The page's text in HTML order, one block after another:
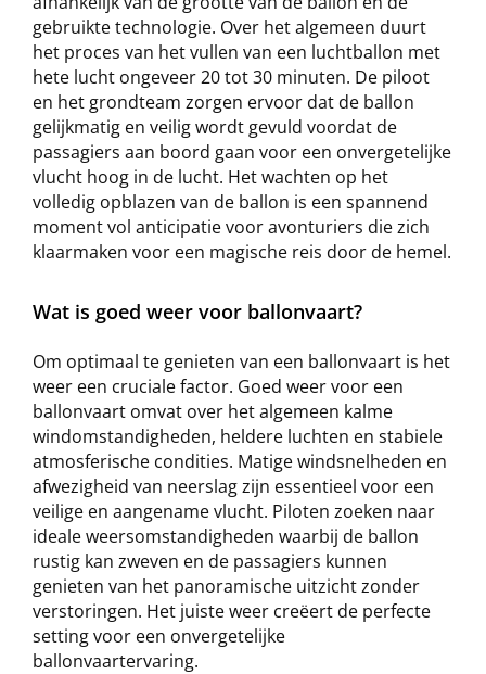
gebruikte technologie. Over het algemeen duurt
het proces van het vullen van een luchtballon met
hete lucht ongeveer 20 tot 30 minuten. De piloot
en het grondteam zorgen ervoor dat de ballon
gelijkmatig en veilig wordt gevuld voordat de
passagiers aan boord gaan voor een onvergetelijke
vlucht hoog in de lucht. Het wachten op het
volledig opblazen van de ballon is een spannend
moment vol anticipatie voor avonturiers die zich
klaarmaken voor een magische reis door de hemel.
Wat is goed weer voor ballonvaart?
Om optimaal te genieten van een ballonvaart is het
weer een cruciale factor. Goed weer voor een
ballonvaart omvat over het algemeen kalme
windomstandigheden, heldere luchten en stabiele
atmosferische condities. Matige windsnelheden en
afwezigheid van neerslag zijn essentieel voor een
veilige en aangename vlucht. Piloten zoeken naar
ideale weersomstandigheden waarbij de ballon
rustig kan zweven en de passagiers kunnen
genieten van het panoramische uitzicht zonder
verstoringen. Het juiste weer creëert de perfecte
setting voor een onvergetelijke
ballonvaartervaring.